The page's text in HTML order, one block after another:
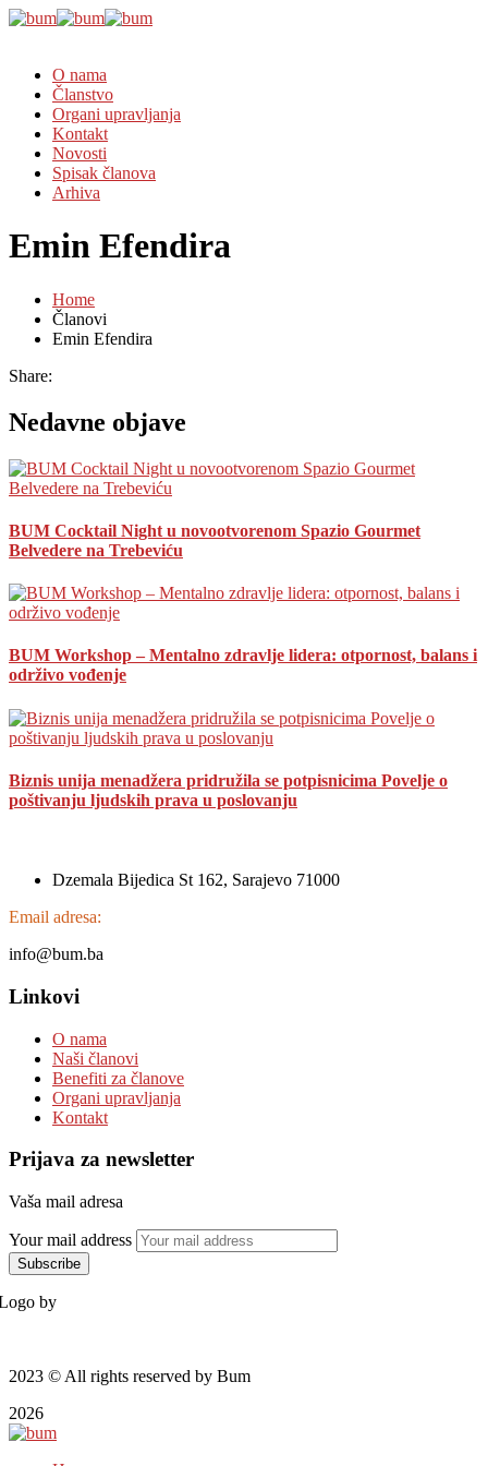
O nama
Članstvo
Organi upravljanja
Kontakt
Novosti
Spisak članova
Arhiva
Emin Efendira
Home
Članovi
Emin Efendira
Share:
Nedavne objave
BUM Cocktail Night u novootvorenom Spazio Gourmet
Belvedere na Trebeviću
BUM Workshop – Mentalno zdravlje lidera: otpornost, balans i
održivo vođenje
Biznis unija menadžera pridružila se potpisnicima Povelje o
poštivanju ljudskih prava u poslovanju
Dzemala Bijedica St 162, Sarajevo 71000
Email adresa:
info@bum.ba
Linkovi
O nama
Naši članovi
Benefiti za članove
Organi upravljanja
Kontakt
Prijava za newsletter
Vaša mail adresa
Your mail address
by
2023 © All rights reserved by Bum
2026